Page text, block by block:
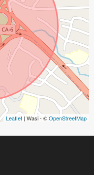
Leaflet | Wasi - ©OpenStreetMap